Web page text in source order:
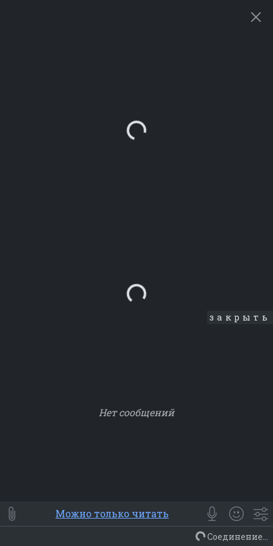
Loading... закрыть
Нет сообщений
⭐ Мои Smile
😀 Emoji
Смайлики
Люди Животные Еда Объекты
Можно только читать
Соединение...